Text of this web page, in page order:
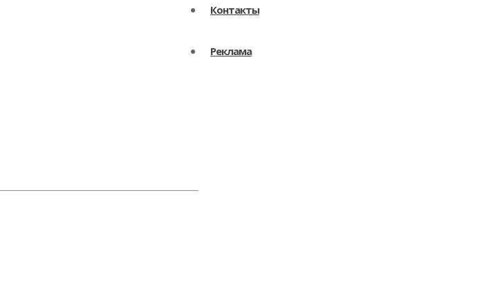
Контакты
Реклама